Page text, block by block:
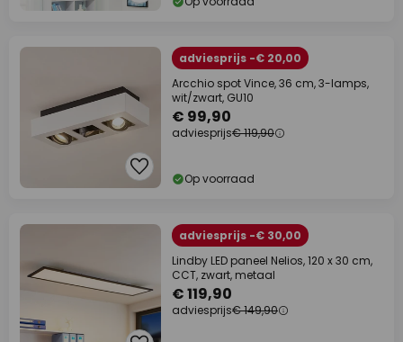
adviesprijs -€ 20,00
Arcchio spot Vince, 36 cm, 3-lamps,
wit/zwart, GU10
€ 99,90
adviesprijs€ 119,90
Op voorraad
adviesprijs -€ 30,00
Lindby LED paneel Nelios, 120 x 30 cm,
CCT, zwart, metaal
€ 119,90
adviesprijs€ 149,90